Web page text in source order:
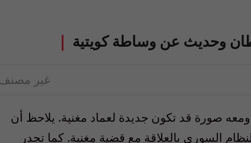
وحديث عن وساطة كويتية
غير
ومعه صورة قد تكون جديدة لعماد مغنية. يلاحظ أن
السوري بالعلاقة مع قضية مغنية. كما تجدر